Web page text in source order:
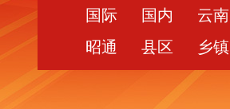
国际 国内
云南
昭通
县区 乡镇